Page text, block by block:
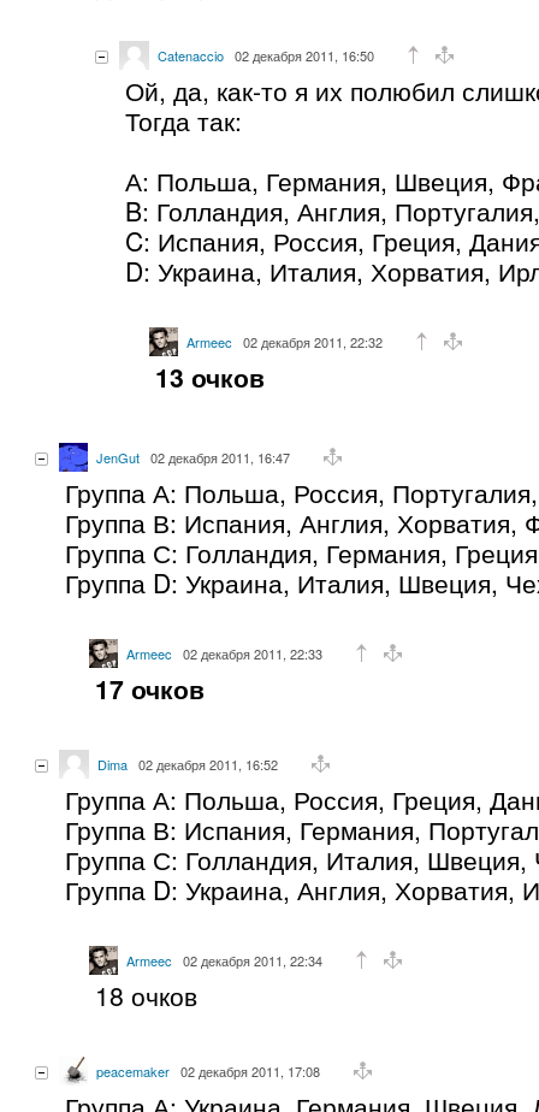
Catenaccio 02 декабря 2011, 16:50
Ой, да, как-то я их полюбил
Тогда так:
А: Польша, Германия, Швеция,
B: Голландия, Англия,
C: Испания, Россия, Греция,
D: Украина, Италия, Хорватия,
Armeec 02 декабря 2011, 22:32
13 очков
JenGut 02 декабря 2011, 16:47
Группа А: Польша, Россия,
Группа В: Испания, Англия, Хорватия,
Группа С: Голландия, Германия,
Группа D: Украина, Италия, Швеция,
Armeec 02 декабря 2011, 22:33
17 очков
Dima 02 декабря 2011, 16:52
Группа А: Польша, Россия, Греция,
Группа В: Испания, Германия,
Группа С: Голландия, Италия, Швеция,
Группа D: Украина, Англия, Хорватия,
Armeec 02 декабря 2011, 22:34
18 очков
peacemaker 02 декабря 2011, 17:08